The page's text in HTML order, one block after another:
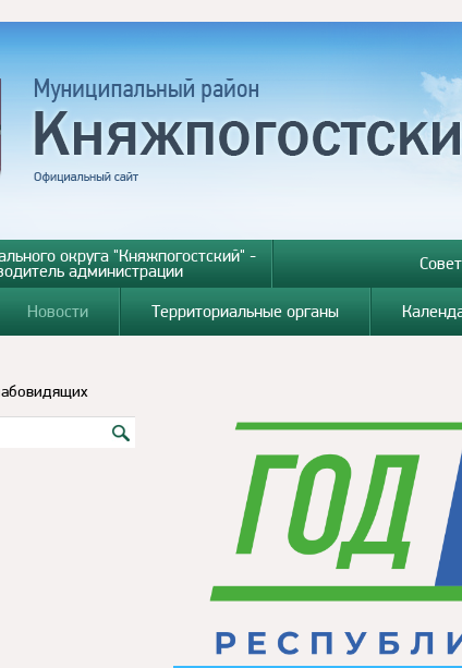
округа "Княжпогостский" -
администрации
Новости Территориальные органы